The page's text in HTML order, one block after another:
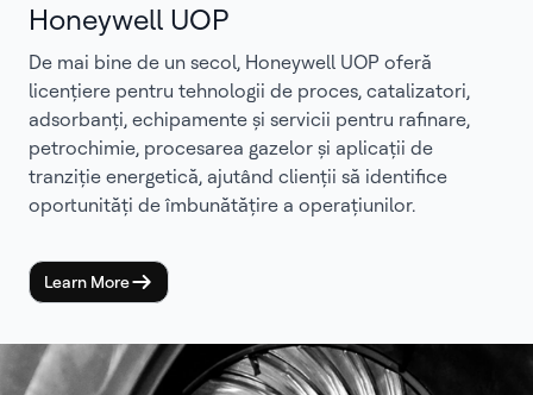
Honeywell UOP
De mai bine de un secol, Honeywell UOP oferă
licențiere pentru tehnologii de proces, catalizatori,
adsorbanți, echipamente și servicii pentru rafinare,
petrochimie, procesarea gazelor și aplicații de
tranziție energetică, ajutând clienții să identifice
oportunități de îmbunătățire a operațiunilor.
Learn More